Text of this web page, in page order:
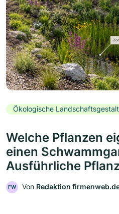
Ökologische
Welche Pflanzen
einen
Ausführliche
FW Von Redaktion